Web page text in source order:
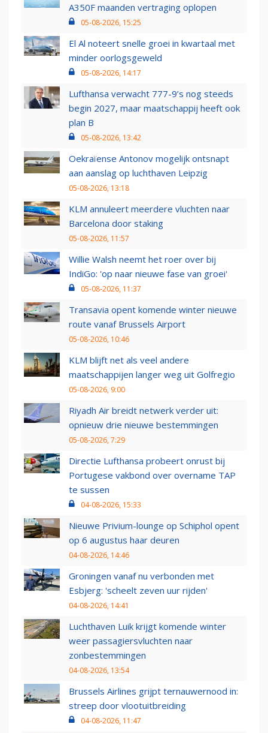
A350F maanden vertraging oplopen
05-08-2026, 15:25
El Al noteert snelle groei in kwartaal met
minder oorlogsgeweld
05-08-2026, 14:17
Lufthansa verwacht 777-9’s nog steeds
begin 2027, maar maatschappij heeft ook
plan B
05-08-2026, 13:42
Oekraïense Antonov mogelijk ontsnapt
aan aanslag op luchthaven Leipzig
05-08-2026, 13:18
KLM annuleert meerdere vluchten naar
Barcelona door staking
05-08-2026, 11:57
Willie Walsh neemt het roer over bij
IndiGo: 'op naar nieuwe fase van groei'
05-08-2026, 11:37
Transavia opent komende winter nieuwe
route vanaf Brussels Airport
05-08-2026, 10:46
KLM blijft net als veel andere
maatschappijen langer weg uit Golfregio
05-08-2026, 9:00
Riyadh Air breidt netwerk verder uit:
opnieuw drie nieuwe bestemmingen
05-08-2026, 7:29
Directie Lufthansa probeert onrust bij
Portugese vakbond over overname TAP
te sussen
04-08-2026, 15:33
Nieuwe Privium-lounge op Schiphol opent
op 6 augustus haar deuren
04-08-2026, 14:46
Groningen vanaf nu verbonden met
Esbjerg: 'scheelt zeven uur rijden'
04-08-2026, 14:41
Luchthaven Luik krijgt komende winter
weer passagiersvluchten naar
zonbestemmingen
04-08-2026, 13:54
Brussels Airlines grijpt ternauwernood in:
streep door vlootuitbreiding
04-08-2026, 11:47